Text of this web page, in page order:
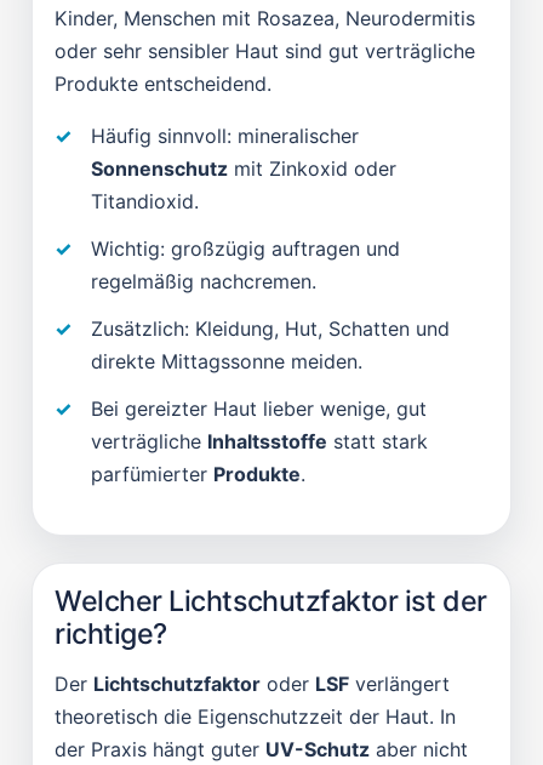
Kinder, Menschen mit Rosazea, Neurodermitis
oder sehr sensibler Haut sind gut verträgliche
Produkte entscheidend.
Häufig sinnvoll: mineralischer
Sonnenschutz mit Zinkoxid oder
Titandioxid.
Wichtig: großzügig auftragen und
regelmäßig nachcremen.
Zusätzlich: Kleidung, Hut, Schatten und
direkte Mittagssonne meiden.
Bei gereizter Haut lieber wenige, gut
verträgliche Inhaltsstoffe statt stark
parfümierter Produkte.
Welcher Lichtschutzfaktor ist der
richtige?
Der Lichtschutzfaktor oder LSF verlängert
theoretisch die Eigenschutzzeit der Haut. In
der Praxis hängt guter UV-Schutz aber nicht